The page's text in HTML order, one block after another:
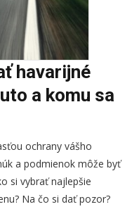
havarijné
a komu sa
ochrany vášho
a podmienok môže byť
si vybrať najlepšie
Na čo si dať pozor?